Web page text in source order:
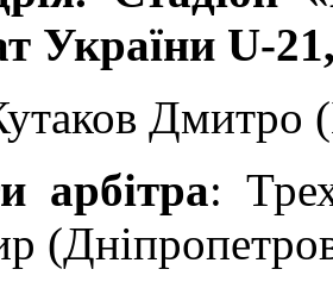
України U-
Дмитро
арбітра: